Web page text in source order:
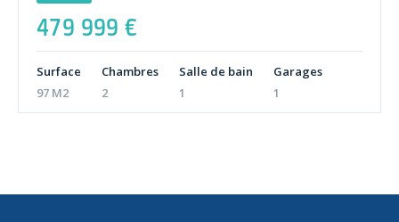
479 999 €
Surface
97 M2
Chambres
2
Salle de bain
1
Garages
1